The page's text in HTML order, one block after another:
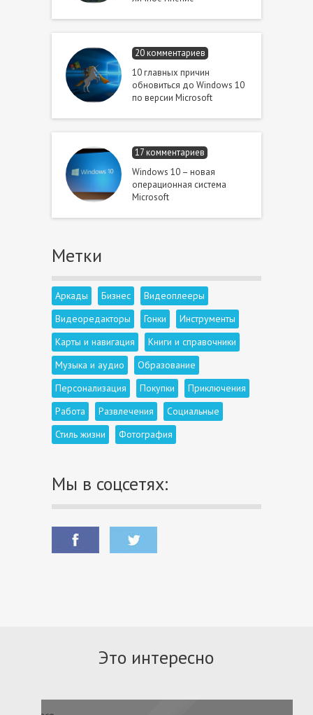
20 комментариев
10 главных причин
обновиться до Windows 10
по версии Microsoft
17 комментариев
Windows 10 – новая
операционная система
Microsoft
Метки
Аркады Бизнес
Видеоплееры
Видеоредакторы
Гонки
Инструменты
Карты и навигация
Книги и справочники
Музыка и аудио
Образование
Персонализация
Покупки
Приключения
Работа
Развлечения
Социальные
Стиль жизни
Фотография
Мы в соцсетях:
Это интересно